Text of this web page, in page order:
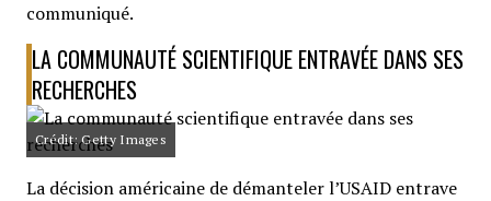
communiqué.
LA COMMUNAUTÉ SCIENTIFIQUE ENTRAVÉE DANS SES
RECHERCHES
Crédit: Getty Images
La décision américaine de démanteler l’USAID entrave